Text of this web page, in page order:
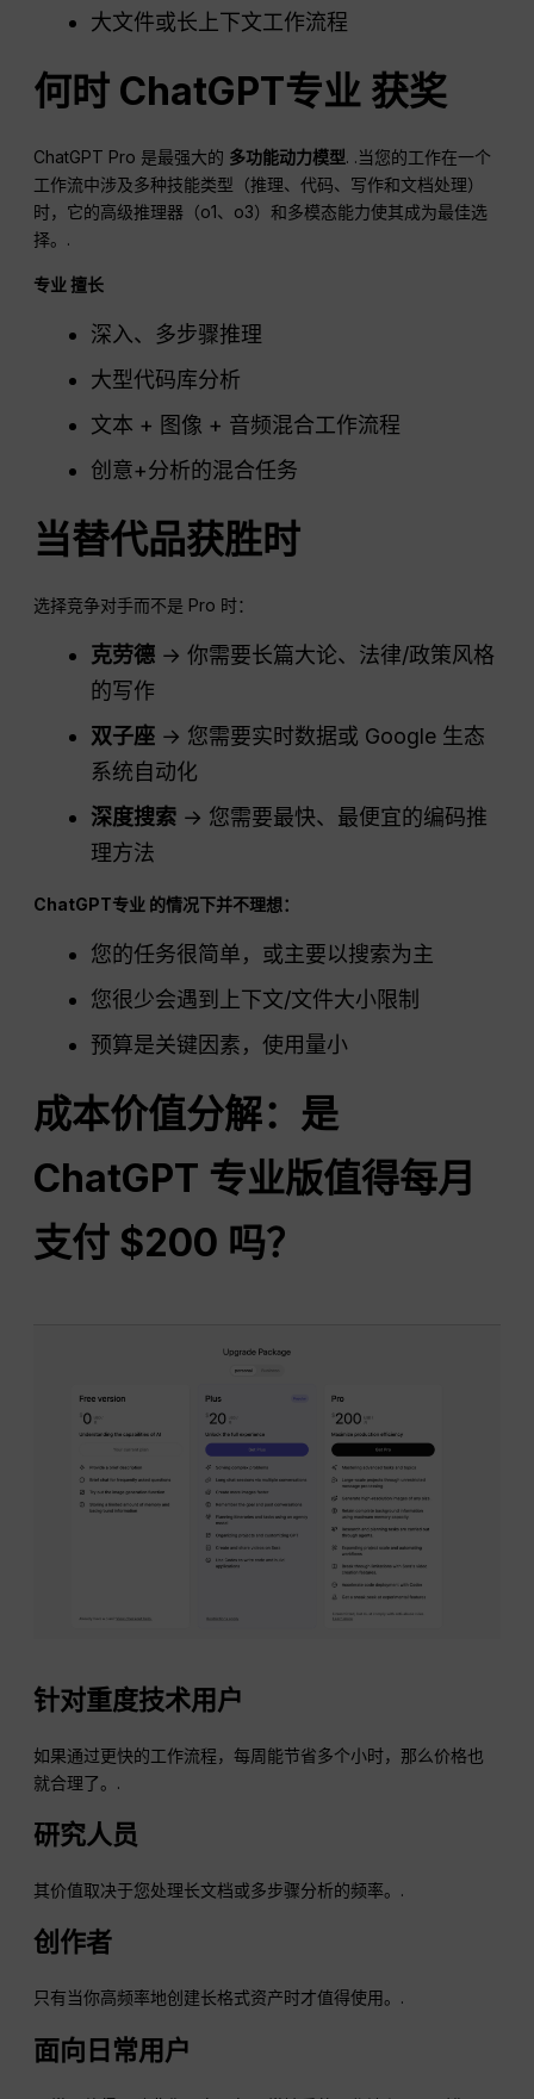
大文件或长上下文工作流程
何时 ChatGPT专业 获奖
ChatGPT Pro 是最强大的 多功能动力模型. .当您的工作在一个
工作流中涉及多种技能类型（推理、代码、写作和文档处理）
时，它的高级推理器（o1、o3）和多模态能力使其成为最佳选
择。.
专业 擅长
深入、多步骤推理
大型代码库分析
文本 + 图像 + 音频混合工作流程
创意+分析的混合任务
当替代品获胜时
选择竞争对手而不是 Pro 时：
克劳德 → 你需要长篇大论、法律/政策风格
的写作
双子座 → 您需要实时数据或 Google 生态
系统自动化
深度搜索 → 您需要最快、最便宜的编码推
理方法
ChatGPT专业 的情况下并不理想：
您的任务很简单，或主要以搜索为主
您很少会遇到上下文/文件大小限制
预算是关键因素，使用量小
成本价值分解：是
ChatGPT 专业版值得每月
支付 $200 吗？
针对重度技术用户
如果通过更快的工作流程，每周能节省多个小时，那么价格也
就合理了。.
研究人员
其价值取决于您处理长文档或多步骤分析的频率。.
创作者
只有当你高频率地创建长格式资产时才值得使用。.
面向日常用户